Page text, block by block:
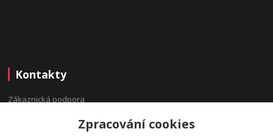
Kontakty
Zákaznická podpora
info@bydleninavesnici.czZpracování cookies